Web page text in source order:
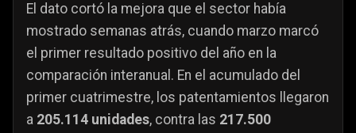
El dato cortó la mejora que el sector había
mostrado semanas atrás, cuando marzo marcó
el primer resultado positivo del año en la
comparación interanual. En el acumulado del
primer cuatrimestre, los patentamientos llegaron
a 205.114 unidades, contra las 217.500